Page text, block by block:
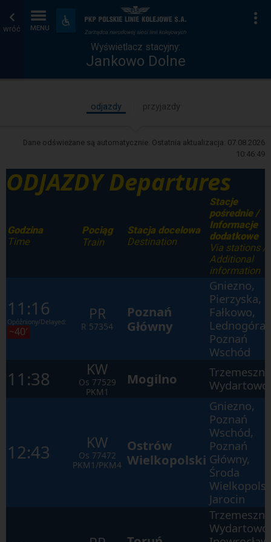
wróć MENU
Dostępność
i
udogodnienia
Wyświetlacz
stacyjny
Strona
główna
Wyświetlacz stacyjny:
Jankowo Dolne
odjazdy przyjazdy
Dane odświeżane są automatycznie. Ostatnia aktualizacja: 07.08.2026
10:46:49
ODJAZDY Departures
Godzina
Time
Pociąg
Train
Stacja docelowa
Destination
Stacje
pośrednie /
Informacje
dodatkowe
Via stations /
Additional
information
11:16
Opóźniony/Delayed:
~40′
PR
R 57354
Poznań
Główny
Gniezno,
Pierzyska,
Fałkowo,
Lednogóra,
Poznań
Wschód
11:38 KW
Os 77529
PKM1
Mogilno
Wydartowo
12:43 KW
Os 77472
PKM1/PKM4
Ostrów
Wielkopolski
Gniezno,
Poznań
Wschód,
Poznań
Główny,
Środa
Jarocin